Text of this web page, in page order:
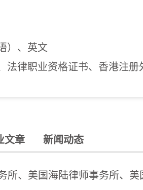
）、英文
法律职业资格证书、香港注册
文章 新闻动态
、美国海陆律师事务所、